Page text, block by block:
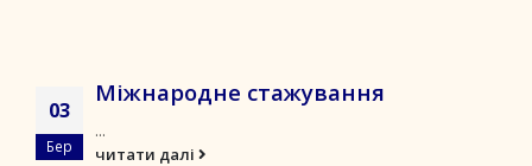
03
Бер
Міжнародне стажування
...
читати далі